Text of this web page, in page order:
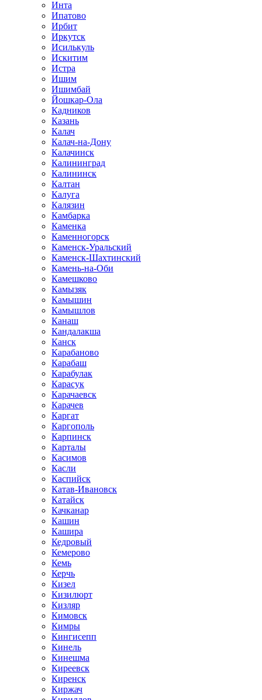
Инта
Ипатово
Ирбит
Иркутск
Исилькуль
Искитим
Истра
Ишим
Ишимбай
Йошкар-Ола
Кадников
Казань
Калач
Калач-на-Дону
Калачинск
Калининград
Калининск
Калтан
Калуга
Калязин
Камбарка
Каменка
Каменногорск
Каменск-Уральский
Каменск-Шахтинский
Камень-на-Оби
Камешково
Камызяк
Камышин
Камышлов
Канаш
Кандалакша
Канск
Карабаново
Карабаш
Карабулак
Карасук
Карачаевск
Карачев
Каргат
Каргополь
Карпинск
Карталы
Касимов
Касли
Каспийск
Катав-Ивановск
Катайск
Качканар
Кашин
Кашира
Кедровый
Кемерово
Кемь
Керчь
Кизел
Кизилюрт
Кизляр
Кимовск
Кимры
Кингисепп
Кинель
Кинешма
Киреевск
Киренск
Киржач